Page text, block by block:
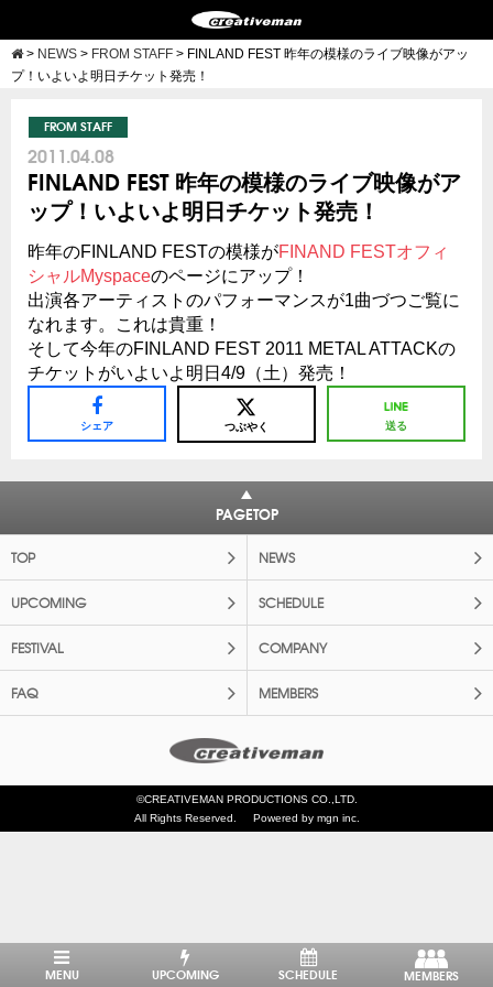
> NEWS > FROM STAFF > FINLAND FEST 昨年の模様のライブ映像がアッ
プ！いよいよ明日チケット発売！
FROM STAFF
2011.04.08
FINLAND FEST 昨年の模様のライブ映像がア
ップ！いよいよ明日チケット発売！
昨年のFINLAND FESTの模様がFINAND FESTオフィ
シャルMyspaceのページにアップ！
出演各アーティストのパフォーマンスが1曲づつご覧に
なれます。これは貴重！
そして今年のFINLAND FEST 2011 METAL ATTACKの
チケットがいよいよ明日4/9（土）発売！
シェア つぶやく 送る
PAGETOP
TOP NEWS
UPCOMING SCHEDULE
FESTIVAL COMPANY
FAQ MEMBERS
©CREATIVEMAN PRODUCTIONS CO.,LTD.
All Rights Reserved.
Powered by mgn inc.
MENU UPCOMING SCHEDULE MEMBERS